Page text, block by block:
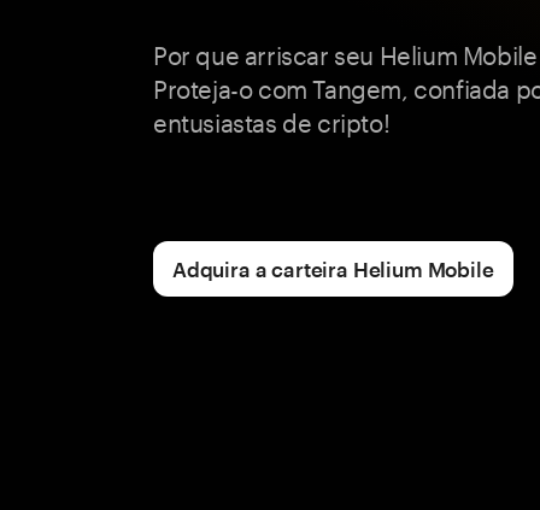
Por que arriscar seu Helium
Proteja-o com Tangem, confiada
entusiastas de cripto!
Adquira a carteira Helium Mobile